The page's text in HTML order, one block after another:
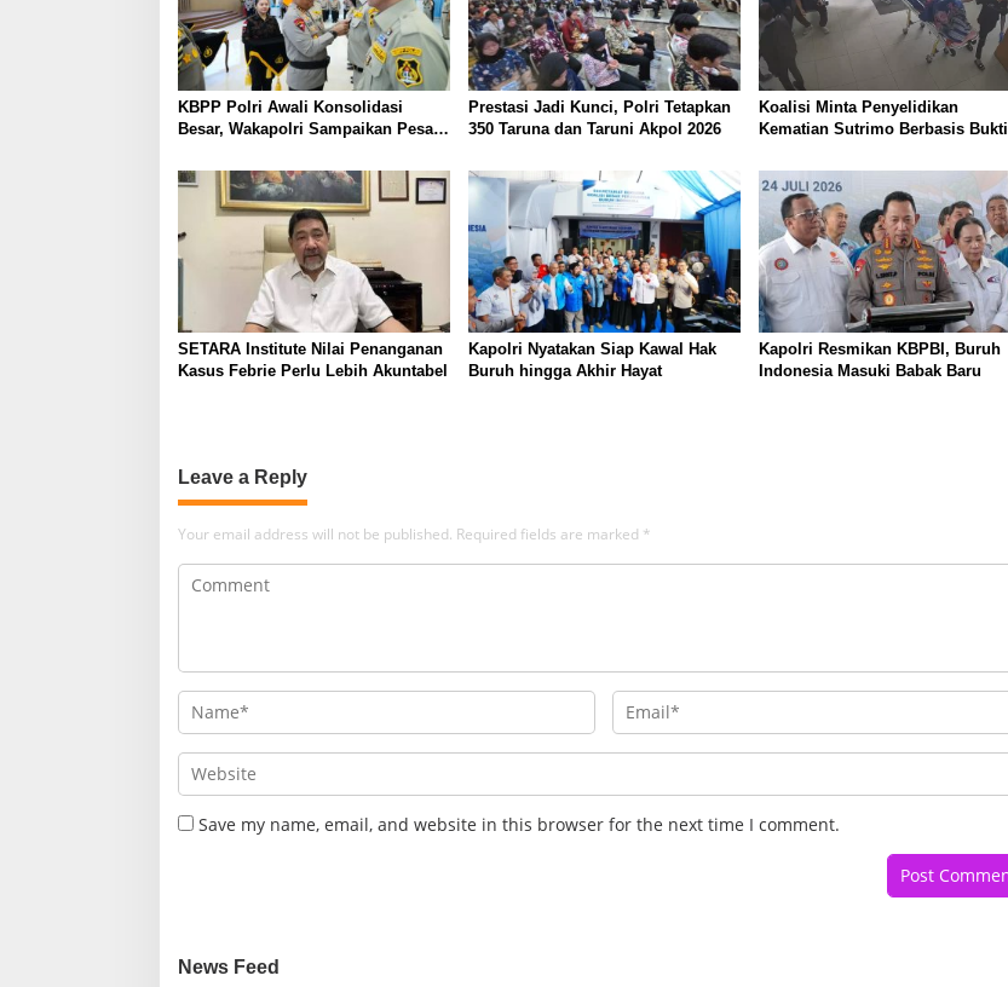
g
a
t
i
o
n
KBPP Polri Awali Konsolidasi
Besar, Wakapolri Sampaikan Pesan
Prestasi Jadi Kunci, Polri Tetapkan
350 Taruna dan Taruni Akpol 2026
Koalisi Minta Penyelidikan
Kematian Sutrimo Berbasis Bukti
SETARA Institute Nilai Penanganan
Kasus Febrie Perlu Lebih Akuntabel
Kapolri Nyatakan Siap Kawal Hak
Buruh hingga Akhir Hayat
Kapolri Resmikan KBPBI, Buruh
Indonesia Masuki Babak Baru
Leave a Reply
Your email address will not be published. Required fields are marked *
Save my name, email, and website in this browser for the next time I comment.
News Feed